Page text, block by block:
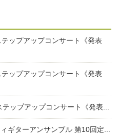
ップアップコンサート《発表
ップアップコンサート《発表
ップアップコンサート《発表...
ギターアンサンブル 第10回定...